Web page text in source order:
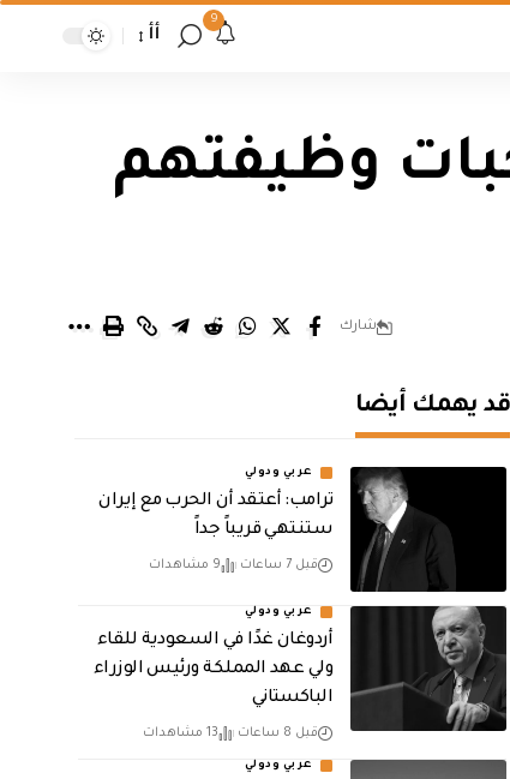
9
أأ
واجبات وظيفتهم
شارك
قد يهمك أيضا
عربي ودولي
‏ترامب: أعتقد أن الحرب مع إيران
ستنتهي قريباً جداً
قبل 7 ساعات 9 مشاهدات
عربي ودولي
أردوغان غدًا في السعودية للقاء
ولي عهد المملكة ورئيس الوزراء
الباكستاني
قبل 8 ساعات 13 مشاهدات
عربي ودولي